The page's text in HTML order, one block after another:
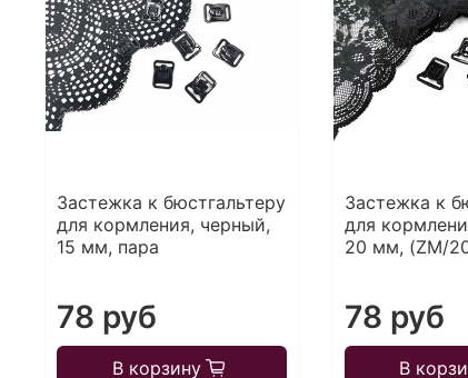
Застежка к бюстгальтеру
для кормления, черный,
15 мм, пара
78 руб
В корзину
Застежка к
для
20 мм, (ZM/
78 руб
В